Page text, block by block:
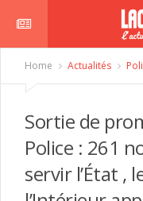
Home Actualités
Sortie de
Police : 261
servir l’État ,